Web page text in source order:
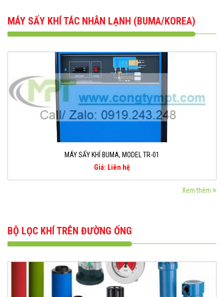
MÁY SẤY KHÍ TÁC NHÂN LẠNH (BUMA/KOREA)
MÁY SẤY KHÍ BUMA, MODEL TR-01
Giá: Liên hệ
Xem thêm
BỘ LỌC KHÍ TRÊN ĐƯỜNG ỐNG